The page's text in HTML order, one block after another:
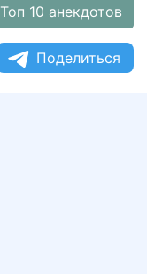
Топ 10 анекдотов
Поделиться